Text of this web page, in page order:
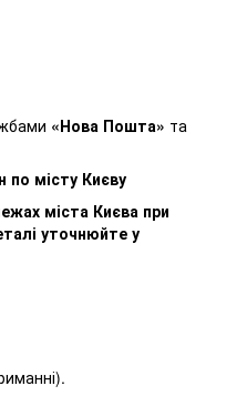
«Нова Пошта» та
по місту Києву
міста Києва при
уточнюйте у